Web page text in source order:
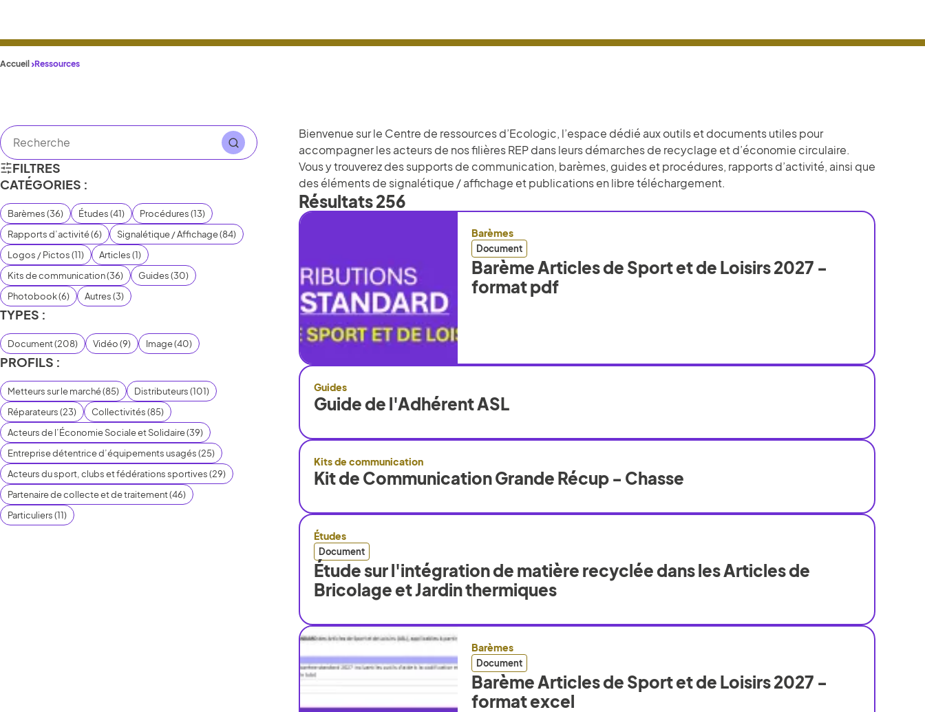
Accueil Ressources
FILTRES
CATÉGORIES :
Barèmes(36) Études(41) Procédures(13)
Rapports d’activité(6) Signalétique / Affichage(84)
Logos / Pictos(11) Articles(1)
Kits de communication(36) Guides(30)
Photobook(6) Autres(3)
TYPES :
Document(208) Vidéo(9) Image(40)
PROFILS :
Metteurs sur le marché(85) Distributeurs(101)
Réparateurs(23) Collectivités(85)
Acteurs de l’Économie Sociale et Solidaire(39)
Entreprise détentrice d’équipements usagés(25)
Acteurs du sport, clubs et fédérations sportives(29)
Partenaire de collecte et de traitement(46)
Particuliers(11)
Bienvenue sur le Centre de ressources d’Ecologic, l’espace dédié aux outils et documents utiles pour
accompagner les acteurs de nos filières REP dans leurs démarches de recyclage et d’économie circulaire.
Vous y trouverez des supports de communication, barèmes, guides et procédures, rapports d’activité, ainsi que
des éléments de signalétique / affichage et publications en libre téléchargement.
Résultats256
Barèmes
Document
Barème Articles de Sport et de Loisirs 2027 -
format pdf
Guides
Guide de l'Adhérent ASL
Kits de communication
Kit de Communication Grande Récup - Chasse
Études
Document
Étude sur l'intégration de matière recyclée dans les Articles de
Bricolage et Jardin thermiques
Barèmes
Document
Barème Articles de Sport et de Loisirs 2027 -
format excel